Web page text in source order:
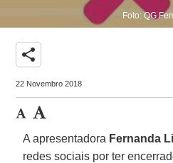
Foto: QG
share
22 Novembro 2018
A apresentadora Fernanda
redes sociais por ter